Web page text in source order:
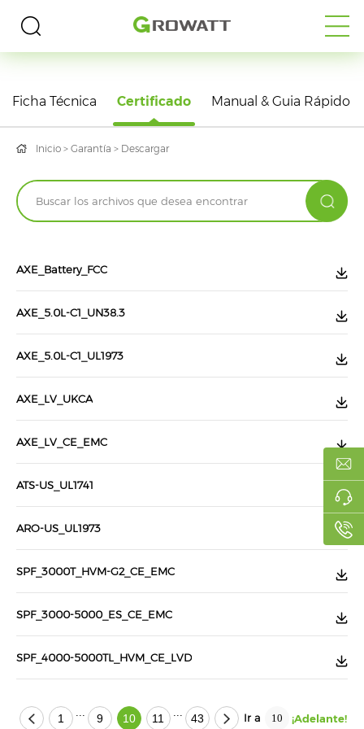
DESCARGAS
Ficha Técnica Certificado Manual & Guia Rápido
Inicio >Garantía > Descargar
AXE_Battery_FCC
AXE_5.0L-C1_UN38.3
AXE_5.0L-C1_UL1973
AXE_LV_UKCA
AXE_LV_CE_EMC
ATS-US_UL1741
ARO-US_UL1973
SPF_3000T_HVM-G2_CE_EMC
SPF_3000-5000_ES_CE_EMC
SPF_4000-5000TL_HVM_CE_LVD
1 9 10 11 43 Ir a